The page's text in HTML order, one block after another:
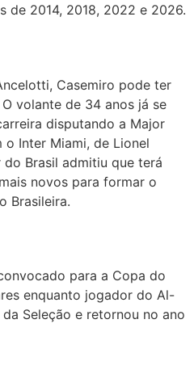
de 2014, 2018, 2022 e 2026.
Casemiro pode ter
volante de 34 anos já se
disputando a Major
o Inter Miami, de Lionel
Brasil admitiu que terá
novos para formar o
Brasileira.
para a Copa do
enquanto jogador do Al-
Seleção e retornou no ano